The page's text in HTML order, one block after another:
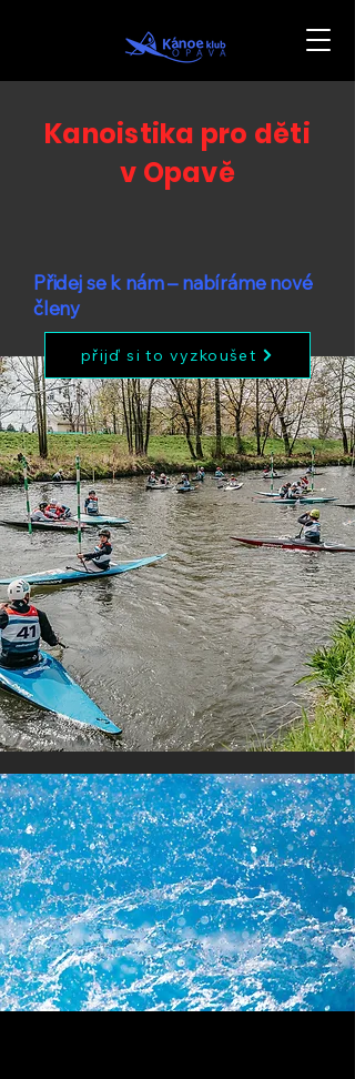
Kanoistika pro děti
v Opavě
Přidej se k nám – nabíráme nové
členy
přijď si to vyzkoušet